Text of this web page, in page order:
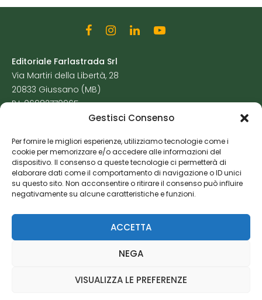
Gestisci Consenso
Per fornire le migliori esperienze, utilizziamo tecnologie come i
cookie per memorizzare e/o accedere alle informazioni del
dispositivo. Il consenso a queste tecnologie ci permetterà di
elaborare dati come il comportamento di navigazione o ID unici
su questo sito. Non acconsentire o ritirare il consenso può influire
negativamente su alcune caratteristiche e funzioni.
ACCETTA
NEGA
VISUALIZZA LE PREFERENZE
Editoriale Farlastrada Srl
Via Martiri della Libertà, 28
20833 Giussano (MB)
P.I. 06982770965
Cookie Policy
Risorse Aggiuntive